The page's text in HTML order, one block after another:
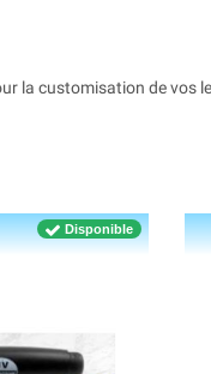
la customisation de vos
Disponible